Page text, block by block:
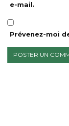
e-mail.
Prévenez-moi